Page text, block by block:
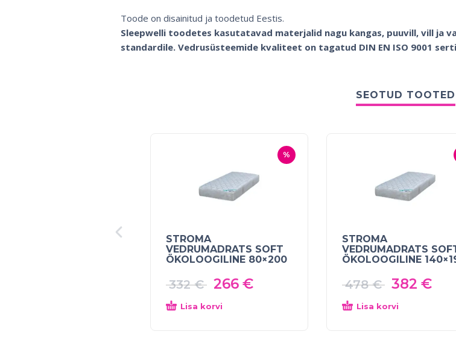
Toode on disainitud ja toodetud Eestis.
Sleepwelli toodetes kasutatavad materjalid nagu kangas, puuvill, vill ja
standardile. Vedrusüsteemide kvaliteet on tagatud DIN EN ISO 9001
SEOTUD TOOTED
%
STROMA
VEDRUMADRATS SOFT
ÖKOLOOGILINE 80×200
332€ 266 €
Lisa korvi
STROMA
VEDRUMADRATS
ÖKOLOOGILINE
478€ 382 €
Lisa korvi